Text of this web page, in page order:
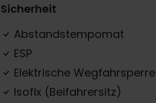
Sicherheit
Abstandstempomat
ESP
Elektrische Wegfahrsperre
Isofix (Beifahrersitz)